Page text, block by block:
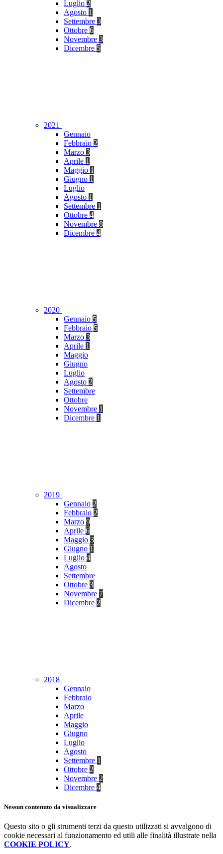
Luglio 2
Agosto 1
Settembre 3
Ottobre 6
Novembre 3
Dicembre 5
2021
Gennaio
Febbraio 2
Marzo 3
Aprile 1
Maggio 1
Giugno 1
Luglio
Agosto 1
Settembre 1
Ottobre 4
Novembre 8
Dicembre 4
2020
Gennaio 5
Febbraio 5
Marzo 3
Aprile 1
Maggio
Giugno
Luglio
Agosto 2
Settembre
Ottobre
Novembre 1
Dicembre 1
2019
Gennaio 2
Febbraio 2
Marzo 9
Aprile 6
Maggio 3
Giugno 1
Luglio 4
Agosto
Settembre
Ottobre 3
Novembre 7
Dicembre 2
2018
Gennaio
Febbraio
Marzo
Aprile
Maggio
Giugno
Luglio
Agosto
Settembre 1
Ottobre 2
Novembre 2
Dicembre 4
Nessun contenuto da visualizzare
Questo sito o gli strumenti terzi da questo utilizzati si avvalgono di
cookie necessari al funzionamento ed utili alle finalità illustrate nella
COOKIE POLICY.